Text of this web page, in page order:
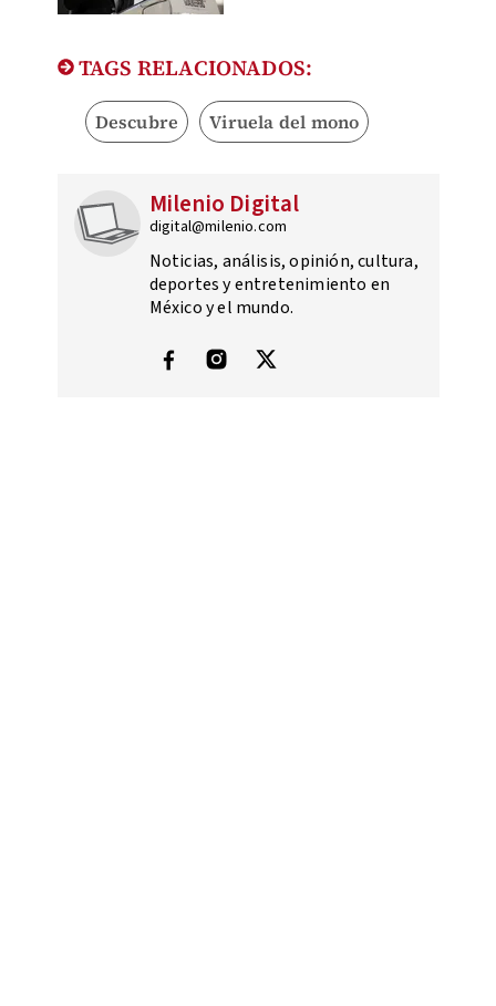
TAGS RELACIONADOS:
Descubre Viruela del mono
Milenio Digital
digital@milenio.com
Noticias, análisis, opinión, cultura,
deportes y entretenimiento en
México y el mundo.